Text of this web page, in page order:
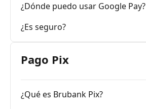
¿Dónde puedo usar Google Pay?
¿Es seguro?
Pago Pix
¿Qué es Brubank Pix?